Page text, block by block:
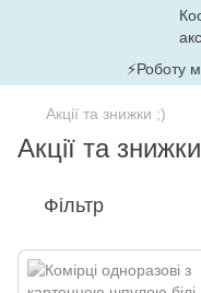
⚡Роботу
Акції та знижки ;)
Акції та
Фільтр